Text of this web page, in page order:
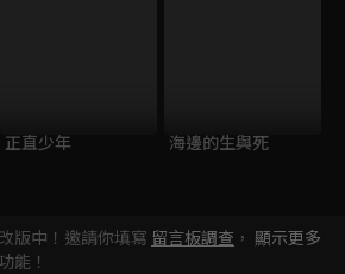
正直少年 海邊的生與死
版中！邀請你填寫 留言板調查 ，
能！
顯示更多